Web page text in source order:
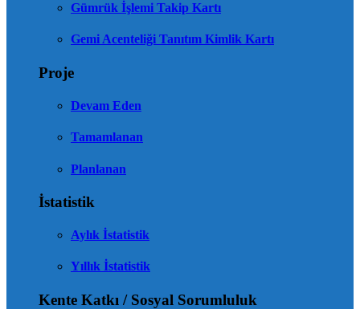
Gümrük İşlemi Takip Kartı
Gemi Acenteliği Tanıtım Kimlik Kartı
Proje
Devam Eden
Tamamlanan
Planlanan
İstatistik
Aylık İstatistik
Yıllık İstatistik
Kente Katkı / Sosyal Sorumluluk